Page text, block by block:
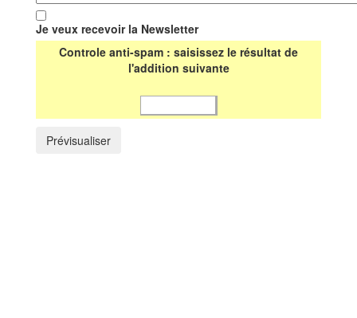
Je veux recevoir la Newsletter
Controle anti-spam : saisissez le résultat de
l'addition suivante